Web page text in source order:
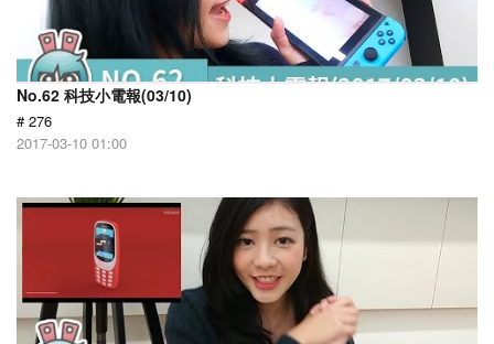
No.62 科技小電報(03/10)
# 276
2017-03-10 01:00